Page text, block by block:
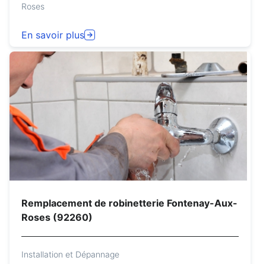
Roses
En savoir plus
Remplacement de robinetterie Fontenay-Aux-
Roses (92260)
Installation et Dépannage